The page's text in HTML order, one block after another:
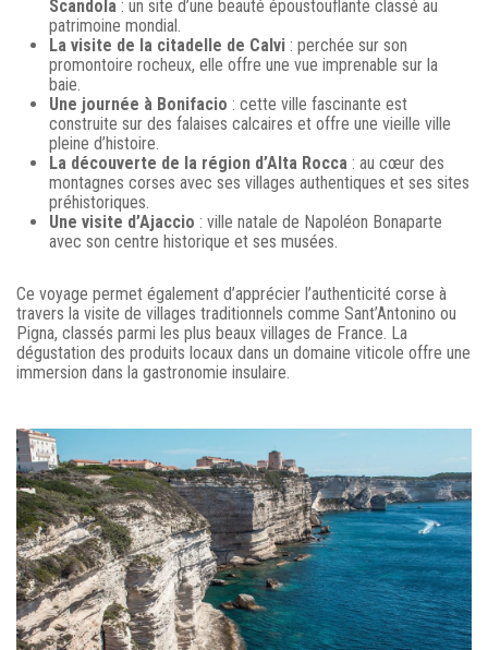
Scandola : un site d’une beauté époustouflante classé au
patrimoine mondial.
La visite de la citadelle de Calvi : perchée sur son
promontoire rocheux, elle offre une vue imprenable sur la
baie.
Une journée à Bonifacio : cette ville fascinante est
construite sur des falaises calcaires et offre une vieille ville
pleine d’histoire.
La découverte de la région d’Alta Rocca : au cœur des
montagnes corses avec ses villages authentiques et ses sites
préhistoriques.
Une visite d’Ajaccio : ville natale de Napoléon Bonaparte
avec son centre historique et ses musées.
Ce voyage permet également d’apprécier l’authenticité corse à
travers la visite de villages traditionnels comme Sant’Antonino ou
Pigna, classés parmi les plus beaux villages de France. La
dégustation des produits locaux dans un domaine viticole offre une
immersion dans la gastronomie insulaire.